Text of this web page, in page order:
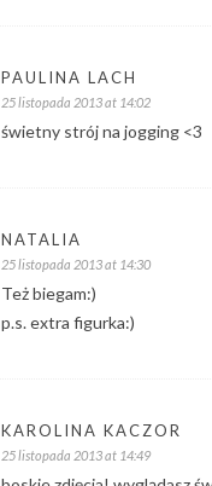
PAULINA LACH
25 listopada 2013 at 14:02
świetny strój na jogging <3
NATALIA
25 listopada 2013 at 14:30
Też biegam:)
p.s. extra figurka:)
KAROLINA KACZOR
25 listopada 2013 at 14:49